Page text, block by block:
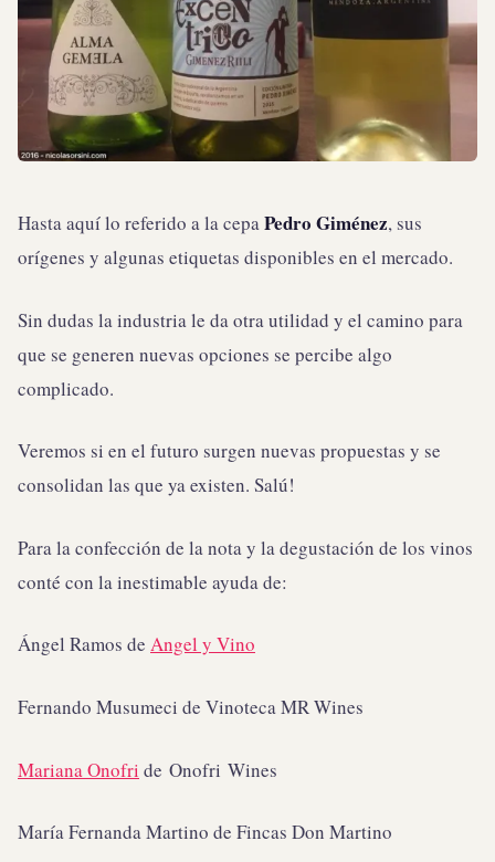
Hasta aquí lo referido a la cepaPedro Giménez, sus
orígenes y algunas etiquetas disponibles en el mercado.
Sin dudas la industria le da otra utilidad y el camino para
que se generen nuevas opciones se percibe algo
complicado.
Veremos si en el futuro surgen nuevas propuestas y se
consolidan las que ya existen. Salú!
Para la confección de la nota y la degustación de los vinos
conté con la inestimable ayuda de:
Ángel Ramos de Angel y Vino
Fernando Musumeci de Vinoteca MR Wines
Mariana Onofri de Onofri Wines
María Fernanda Martino de Fincas Don Martino